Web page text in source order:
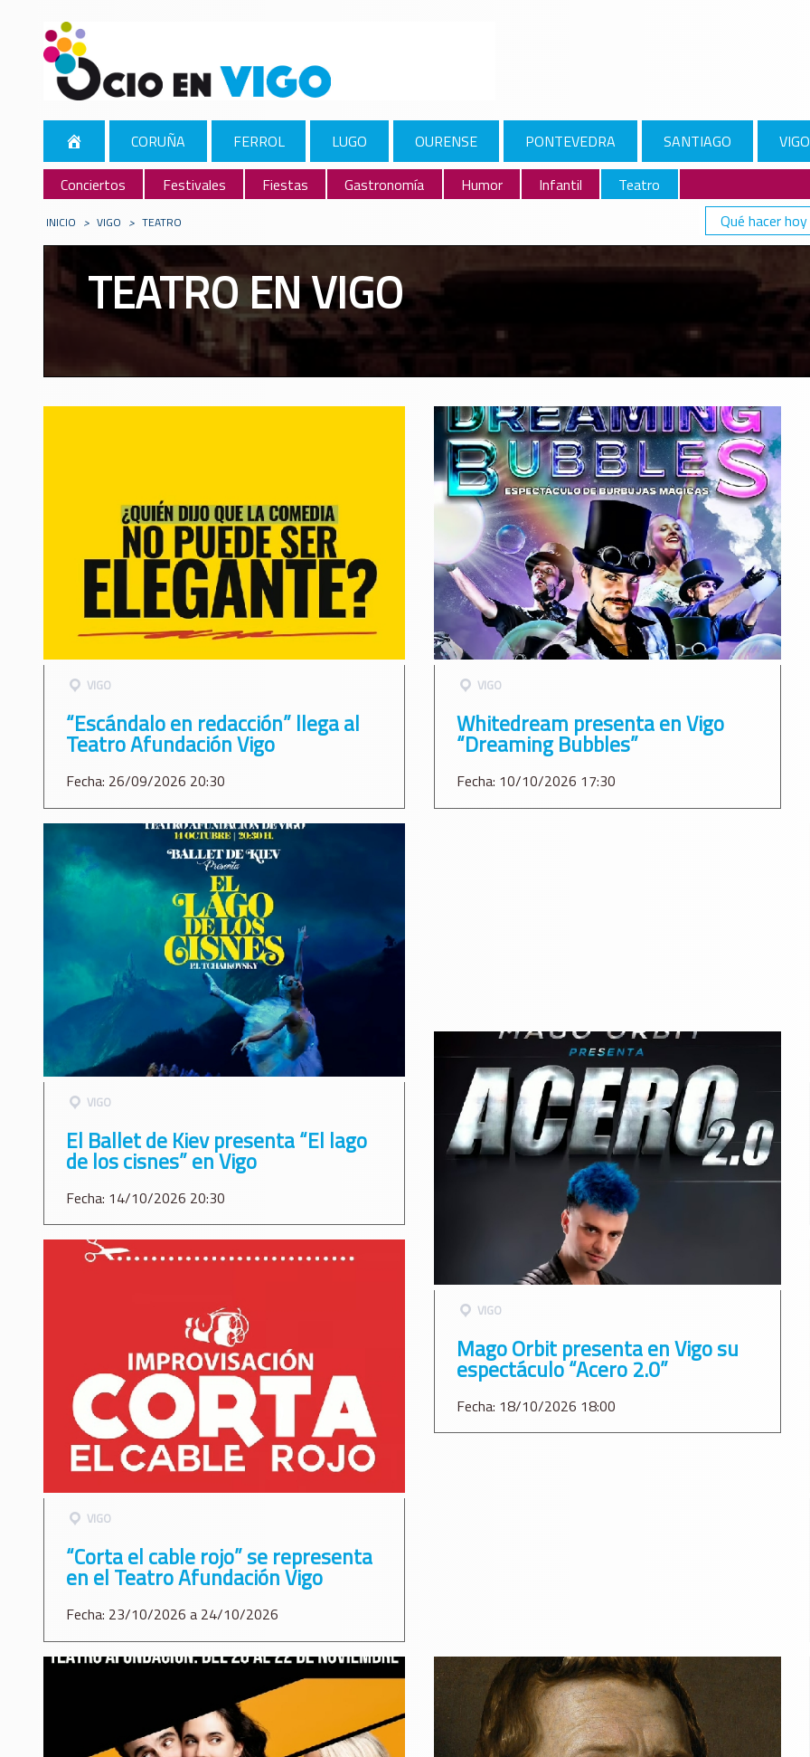
CORUÑA FERROL LUGO OURENSE PONTEVEDRA SANTIAGO VIGO
Conciertos
Festivales Fiestas Gastronomía Humor Infantil
Teatro
Qué hacer hoy
INICIO > VIGO > TEATRO
TEATRO EN VIGO
VIGO
“Escándalo en redacción” llega al
Teatro Afundación Vigo
Fecha: 26/09/2026 20:30
VIGO
Whitedream presenta en Vigo
“Dreaming Bubbles”
Fecha: 10/10/2026 17:30
VIGO
El Ballet de Kiev presenta “El lago
de los cisnes” en Vigo
Fecha: 14/10/2026 20:30
VIGO
Mago Orbit presenta en Vigo su
espectáculo “Acero 2.0”
Fecha: 18/10/2026 18:00
VIGO
“Corta el cable rojo” se representa
en el Teatro Afundación Vigo
Fecha: 23/10/2026 a 24/10/2026